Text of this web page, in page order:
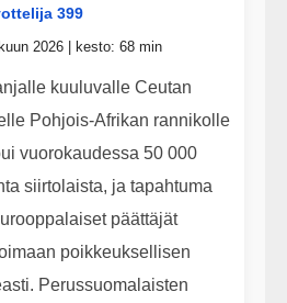
399
2026 | kesto: 68 min
kuuluvalle Ceutan
Pohjois-Afrikan rannikolle
vuorokaudessa 50 000
siirtolaista, ja tapahtuma
päättäjät
poikkeuksellisen
Perussuomalaisten